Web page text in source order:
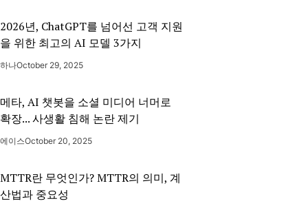
2026년, ChatGPT를 넘어선 고객 지원
을 위한 최고의 AI 모델 3가지
하나October 29, 2025
메타, AI 챗봇을 소셜 미디어 너머로
확장... 사생활 침해 논란 제기
에이스October 20, 2025
MTTR란 무엇인가? MTTR의 의미, 계
산법과 중요성